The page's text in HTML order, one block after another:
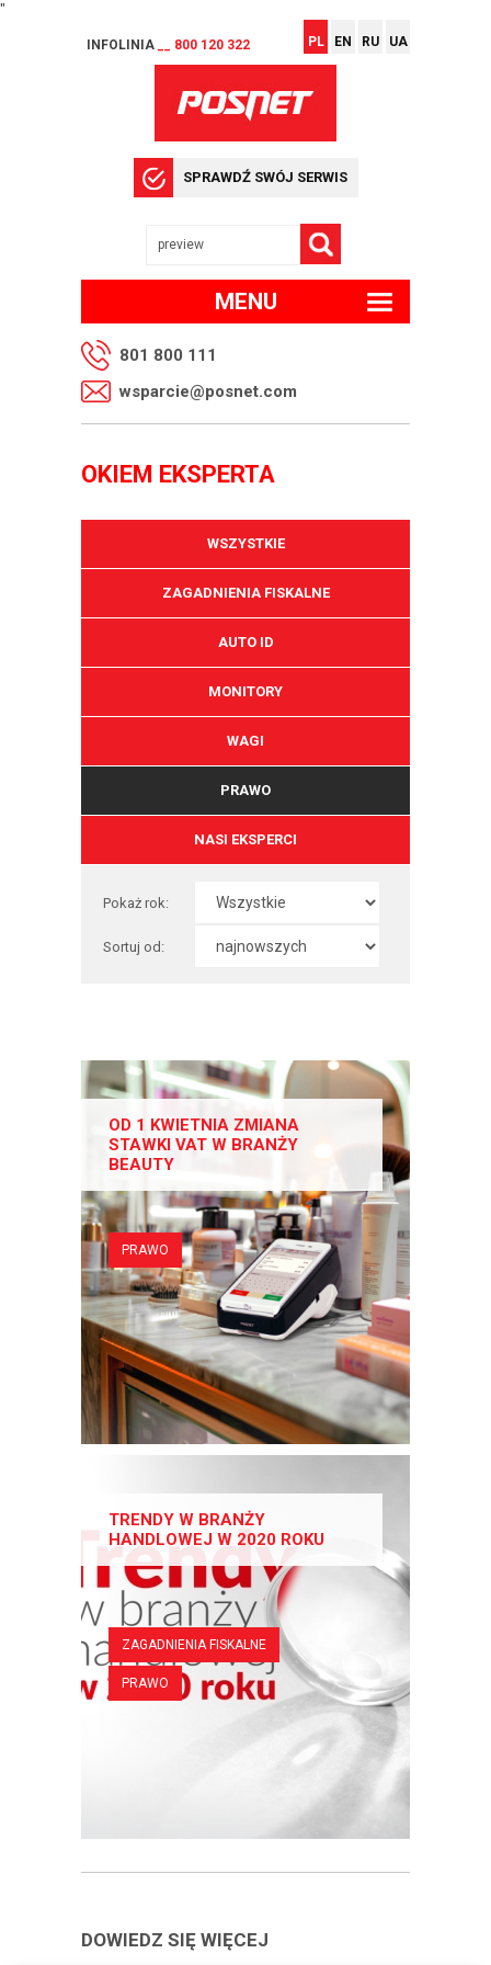
"
INFOLINIA __ 800 120 322 PL EN RU UA
SPRAWDŹ SWÓJ SERWIS
MENU
801 800 111
wsparcie@posnet.com
OKIEM EKSPERTA
WSZYSTKIE
ZAGADNIENIA FISKALNE
AUTO ID
MONITORY
WAGI
PRAWO
NASI EKSPERCI
Pokaż rok:
Sortuj od:
OD 1 KWIETNIA ZMIANA
STAWKI VAT W BRANŻY
BEAUTY
PRAWO
TRENDY W BRANŻY
HANDLOWEJ W 2020 ROKU
ZAGADNIENIA FISKALNE
PRAWO
DOWIEDZ SIĘ WIĘCEJ